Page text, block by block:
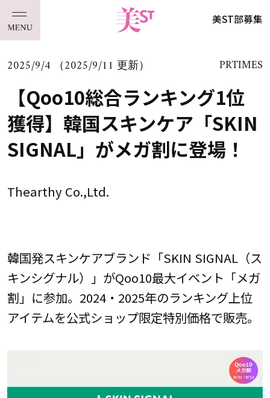
美ST部募集
2025/9/4 （2025/9/11 更新） PRTIMES
【Qoo10総合ランキング1位
獲得】韓国スキンケア「SKIN
SIGNAL」がメガ割に登場！
Thearthy Co.,Ltd.
韓国発スキンケアブランド「SKIN SIGNAL（ス
キンシグナル）」がQoo10最大イベント「メガ
割」に参加。2024・2025年のランキング上位
アイテムを公式ショップ限定特別価格で販売。